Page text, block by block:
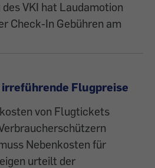
VKI hat Laudamotion
Check-In Gebühren am
irreführende Flugpreise
von Flugtickets
Nebenkosten für
urteilt der